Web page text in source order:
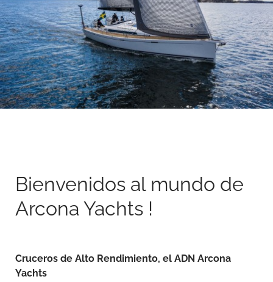
Bienvenidos al mundo de
Arcona Yachts !
Cruceros de Alto Rendimiento, el ADN Arcona
Yachts